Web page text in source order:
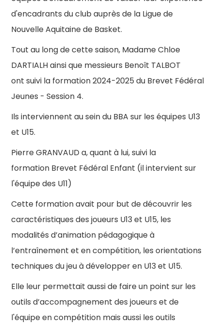
d'encadrants du club auprès de la Ligue de
Nouvelle Aquitaine de Basket.
Tout au long de cette saison, Madame Chloe
DARTIALH ainsi que messieurs Benoît TALBOT
ont suivi la formation 2024-2025 du Brevet Fédéral
Jeunes - Session 4.
Ils interviennent au sein du BBA sur les équipes U13
et U15.
Pierre GRANVAUD a, quant à lui, suivi la
formation Brevet Fédéral Enfant (il intervient sur
l'équipe des U11)
Cette formation avait pour but de découvrir les
caractéristiques des joueurs U13 et U15, les
modalités d’animation pédagogique à
l’entraînement et en compétition, les orientations
techniques du jeu à développer en U13 et U15.
Elle leur permettait aussi de faire un point sur les
outils d’accompagnement des joueurs et de
l'équipe en compétition mais aussi les outils